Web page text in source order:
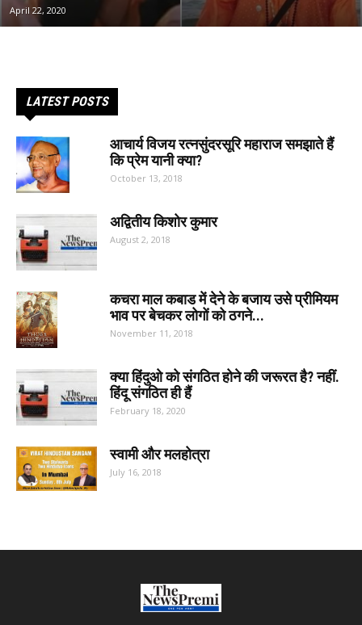
April 22, 2020
LATEST POSTS
आचार्य विजय रत्नसुंदरसूरि महाराज समझाते हैं
कि प्रेम यानी क्या?
October 13, 2018
अद्वितीय किशोर कुमार
August 2, 2018
कचरा माल कबाड में देने के बजाय उसे प्रीमियम
भाव पर बेचकर लोगों को ठगने...
November 11, 2018
क्या हिंदुओ को संगठित होने की जरूरत है? नहीं.
हिंदू संगठित ही हैं
February 18, 2020
स्वामी और मलहोत्रा
July 16, 2018